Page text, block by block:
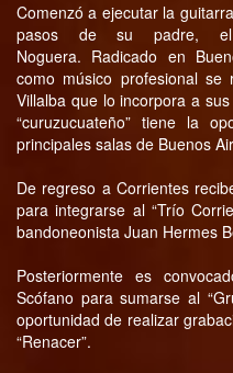
Comenzó a ejecutar la
pasos de su padre, el
Noguera. Radicado en
como músico profesional se
Villalba que lo incorpora a
“curuzucuateño” tiene la
principales salas de Buenos
De regreso a Corrientes
para integrarse al “Trío
bandoneonista Juan Hermes
Posteriormente es
Scófano para sumarse al
oportunidad de realizar
“Renacer”.